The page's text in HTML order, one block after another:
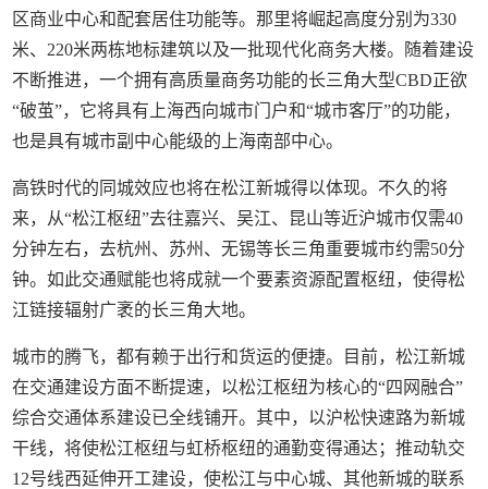
区商业中心和配套居住功能等。那里将崛起高度分别为330
米、220米两栋地标建筑以及一批现代化商务大楼。随着建设
不断推进，一个拥有高质量商务功能的长三角大型CBD正欲
“破茧”，它将具有上海西向城市门户和“城市客厅”的功能，
也是具有城市副中心能级的上海南部中心。
高铁时代的同城效应也将在松江新城得以体现。不久的将
来，从“松江枢纽”去往嘉兴、吴江、昆山等近沪城市仅需40
分钟左右，去杭州、苏州、无锡等长三角重要城市约需50分
钟。如此交通赋能也将成就一个要素资源配置枢纽，使得松
江链接辐射广袤的长三角大地。
城市的腾飞，都有赖于出行和货运的便捷。目前，松江新城
在交通建设方面不断提速，以松江枢纽为核心的“四网融合”
综合交通体系建设已全线铺开。其中，以沪松快速路为新城
干线，将使松江枢纽与虹桥枢纽的通勤变得通达；推动轨交
12号线西延伸开工建设，使松江与中心城、其他新城的联系